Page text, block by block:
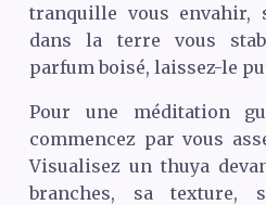
tranquille vous envahir,
dans la terre vous
parfum boisé, laissez-le
Pour une méditation
commencez par vous
Visualisez un thuya
branches, sa texture,